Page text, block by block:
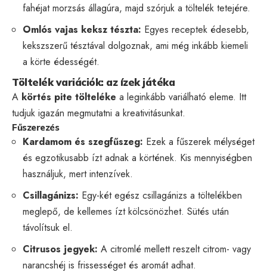
fahéjat morzsás állagúra, majd szórjuk a töltelék tetejére.
Omlós vajas keksz tészta: Egyes receptek édesebb,
kekszszerű tésztával dolgoznak, ami még inkább kiemeli
a körte édességét.
Töltelék variációk: az ízek játéka
A körtés pite tölteléke a leginkább variálható eleme. Itt
tudjuk igazán megmutatni a kreativitásunkat.
Fűszerezés
Kardamom és szegfűszeg: Ezek a fűszerek mélységet
és egzotikusabb ízt adnak a körtének. Kis mennyiségben
használjuk, mert intenzívek.
Csillagánizs: Egy-két egész csillagánizs a töltelékben
meglepő, de kellemes ízt kölcsönözhet. Sütés után
távolítsuk el.
Citrusos jegyek: A citromlé mellett reszelt citrom- vagy
narancshéj is frissességet és aromát adhat.